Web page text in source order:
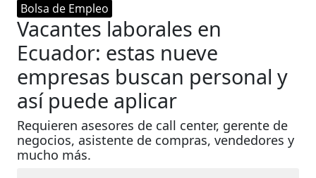
Bolsa de Empleo
Vacantes laborales en
Ecuador: estas nueve
empresas buscan personal y
así puede aplicar
Requieren asesores de call center, gerente de
negocios, asistente de compras, vendedores y
mucho más.